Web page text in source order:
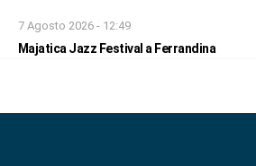
7 Agosto 2026 - 12:49
Majatica Jazz Festival a Ferrandina